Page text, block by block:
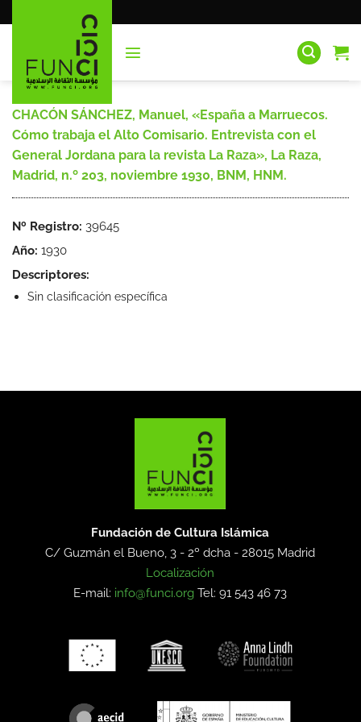
al
CHACÓN SÁNCHEZ, Manuel, «España a Marruecos.
Cómo trabaja el Alto Comisario. Entrevista con el
General Jordana para la revista La Raza», La Raza,
Madrid, n.º 203, noviembre 1930, BNM, HNM.
Nº Registro: 39645
Año: 1930
Descriptores:
Sin clasificación específica
Fundación de Cultura Islámica
C/ Guzmán el Bueno, 3 - 2º dcha -28015 Madrid
Localización
E-mail: info@funci.org Tel: 91 543 46 73